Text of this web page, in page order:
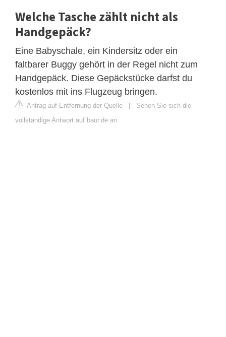
Welche Tasche zählt nicht als
Handgepäck?
Eine Babyschale, ein Kindersitz oder ein
faltbarer Buggy gehört in der Regel nicht zum
Handgepäck. Diese Gepäckstücke darfst du
kostenlos mit ins Flugzeug bringen.
Antrag auf Entfernung der Quelle | Sehen Sie sich die
vollständige Antwort auf baur.de an